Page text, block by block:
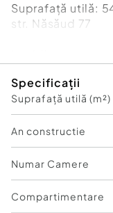
Suprafață utilă:
str. Năsăud 77
sau o investiție
zonă (aproape
de interes).
Investiție
Chirie estimată
euro/lună
Specificații
Suprafață utilă (m²)
An constructie
Numar Camere
Compartimentare